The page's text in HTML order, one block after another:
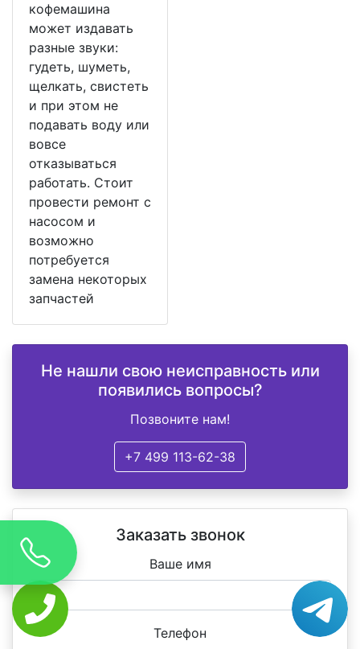
кофемашина
может издавать
разные звуки:
гудеть, шуметь,
щелкать, свистеть
и при этом не
подавать воду или
вовсе
отказываться
работать. Стоит
провести ремонт с
насосом и
возможно
потребуется
замена некоторых
запчастей
Не нашли свою неисправность или
появились вопросы?
Позвоните нам!
+7 499 113-62-38
Заказать звонок
Ваше имя
Телефон